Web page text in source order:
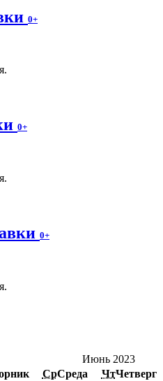
0+
0+
0+
Июнь 2023
СрСреда ЧтЧетверг